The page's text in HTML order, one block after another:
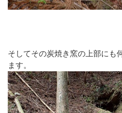
そしてその炭焼き窯の上部にも
ます。